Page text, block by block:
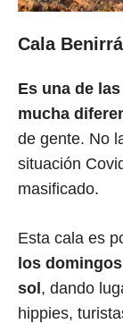
Cala
Es una de
mucha
de gente. No
situación
masificado.
Esta cala es
los
sol , dando
hippies,